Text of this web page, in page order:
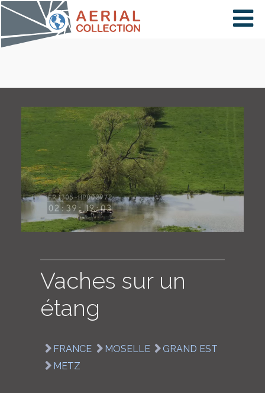
×
PAYS
CARTE
COLLECTIONS
Vaches sur un
étang
FRANCE MOSELLE
GRAND EST
METZ